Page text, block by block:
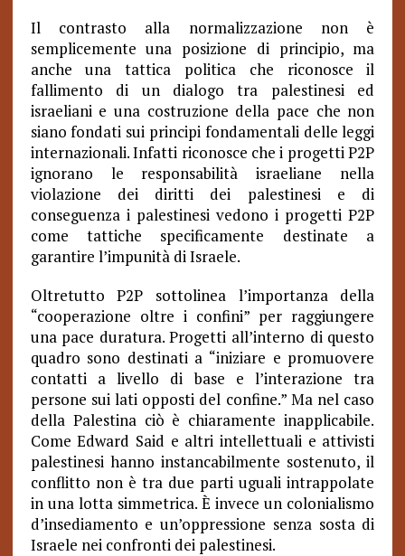
Il contrasto alla normalizzazione non è
semplicemente una posizione di principio, ma
anche una tattica politica che riconosce il
fallimento di un dialogo tra palestinesi ed
israeliani e una costruzione della pace che non
siano fondati sui principi fondamentali delle leggi
internazionali. Infatti riconosce che i progetti P2P
ignorano le responsabilità israeliane nella
violazione dei diritti dei palestinesi e di
conseguenza i palestinesi vedono i progetti P2P
come tattiche specificamente destinate a
garantire l’impunità di Israele.
Oltretutto P2P sottolinea l’importanza della
“cooperazione oltre i confini” per raggiungere
una pace duratura. Progetti all’interno di questo
quadro sono destinati a “iniziare e promuovere
contatti a livello di base e l’interazione tra
persone sui lati opposti del confine.” Ma nel caso
della Palestina ciò è chiaramente inapplicabile.
Come Edward Said e altri intellettuali e attivisti
palestinesi hanno instancabilmente sostenuto, il
conflitto non è tra due parti uguali intrappolate
in una lotta simmetrica. È invece un colonialismo
d’insediamento e un’oppressione senza sosta di
Israele nei confronti dei palestinesi.